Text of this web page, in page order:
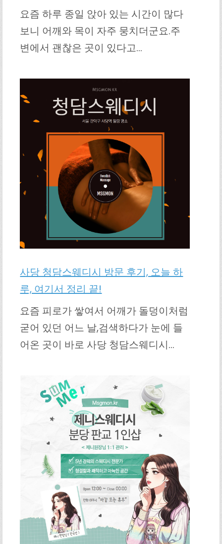
요즘 하루 종일 앉아 있는 시간이 많다
보니 어깨와 목이 자주 뭉치더군요.주
변에서 괜찮은 곳이 있다고…
사당 청담스웨디시 방문 후기, 오늘 하
루, 여기서 정리 끝!
요즘 피로가 쌓여서 어깨가 돌덩이처럼
굳어 있던 어느 날,검색하다가 눈에 들
어온 곳이 바로 사당 청담스웨디시…